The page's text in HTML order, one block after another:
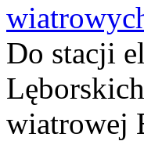
Do stacji
wiatrowej